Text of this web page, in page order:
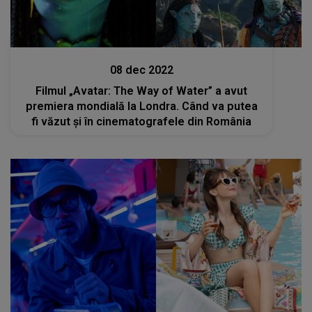
08 dec 2022
Filmul „Avatar: The Way of Water” a avut
premiera mondială la Londra. Când va putea
fi văzut și în cinematografele din România